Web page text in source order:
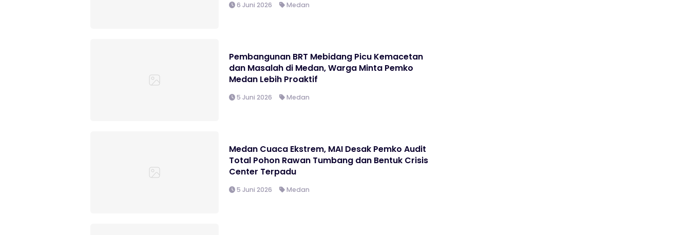
6 Juni 2026 Medan
Pembangunan BRT Mebidang Picu Kemacetan
dan Masalah di Medan, Warga Minta Pemko
Medan Lebih Proaktif
5 Juni 2026 Medan
Medan Cuaca Ekstrem, MAI Desak Pemko Audit
Total Pohon Rawan Tumbang dan Bentuk Crisis
Center Terpadu
5 Juni 2026 Medan